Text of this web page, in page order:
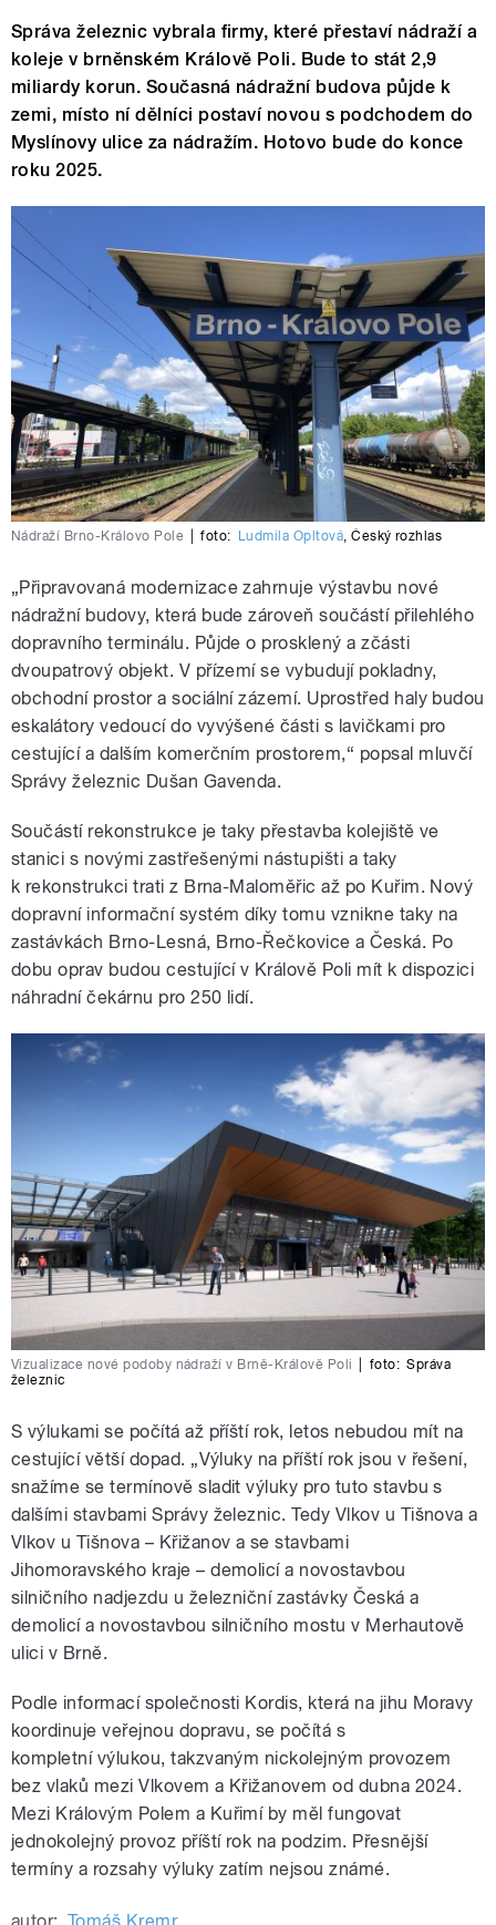
Správa železnic vybrala firmy, které přestaví nádraží a
koleje v brněnském Králově Poli. Bude to stát 2,9
miliardy korun. Současná nádražní budova půjde k
zemi, místo ní dělníci postaví novou s podchodem do
Myslínovy ulice za nádražím. Hotovo bude do konce
roku 2025.
Nádraží Brno-Královo Pole foto: Ludmila Opltová,Český rozhlas
„Připravovaná modernizace zahrnuje výstavbu nové
nádražní budovy, která bude zároveň součástí přilehlého
dopravního terminálu. Půjde o prosklený a zčásti
dvoupatrový objekt. V přízemí se vybudují pokladny,
obchodní prostor a sociální zázemí. Uprostřed haly budou
eskalátory vedoucí do vyvýšené části s lavičkami pro
cestující a dalším komerčním prostorem,“ popsal mluvčí
Správy železnic Dušan Gavenda.
Součástí rekonstrukce je taky přestavba kolejiště ve
stanici s novými zastřešenými nástupišti a taky
k rekonstrukci trati z Brna-Maloměřic až po Kuřim. Nový
dopravní informační systém díky tomu vznikne taky na
zastávkách Brno-Lesná, Brno-Řečkovice a Česká. Po
dobu oprav budou cestující v Králově Poli mít k dispozici
náhradní čekárnu pro 250 lidí.
Vizualizace nové podoby nádraží v Brně-Králově Poli foto: Správa
železnic
S výlukami se počítá až příští rok, letos nebudou mít na
cestující větší dopad. „Výluky na příští rok jsou v řešení,
snažíme se termínově sladit výluky pro tuto stavbu s
dalšími stavbami Správy železnic. Tedy Vlkov u Tišnova a
Vlkov u Tišnova – Křižanov a se stavbami
Jihomoravského kraje – demolicí a novostavbou
silničního nadjezdu u železniční zastávky Česká a
demolicí a novostavbou silničního mostu v Merhautově
ulici v Brně.
Podle informací společnosti Kordis, která na jihu Moravy
koordinuje veřejnou dopravu, se počítá s
kompletní výlukou, takzvaným nickolejným provozem
bez vlaků mezi Vlkovem a Křižanovem od dubna 2024.
Mezi Královým Polem a Kuřimí by měl fungovat
jednokolejný provoz příští rok na podzim. Přesnější
termíny a rozsahy výluky zatím nejsou známé.